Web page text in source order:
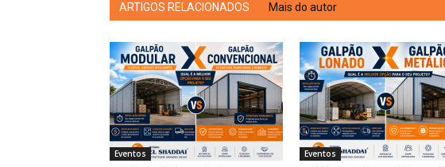
ARTIGOS RELACIONADOS Mais do autor
Eventos Eventos